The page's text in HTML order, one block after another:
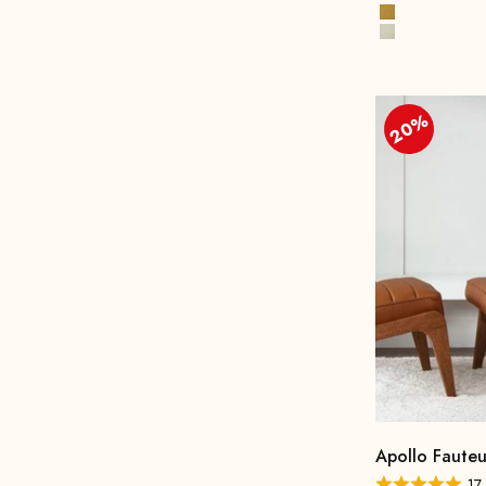
Terre cuite
Jaune soleil
Albâtre
20%
Apollo